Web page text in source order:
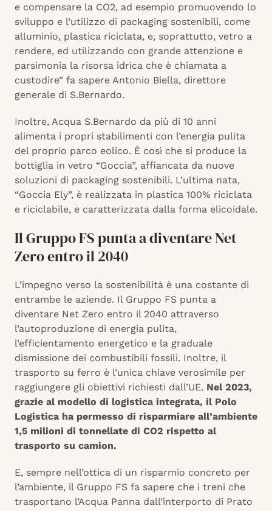
e compensare la CO2, ad esempio promuovendo lo
sviluppo e l’utilizzo di packaging sostenibili, come
alluminio, plastica riciclata, e, soprattutto, vetro a
rendere, ed utilizzando con grande attenzione e
parsimonia la risorsa idrica che è chiamata a
custodire” fa sapere Antonio Biella, direttore
generale di S.Bernardo.
Inoltre, Acqua S.Bernardo da più di 10 anni
alimenta i propri stabilimenti con l’energia pulita
del proprio parco eolico. È così che si produce la
bottiglia in vetro “Goccia”, affiancata da nuove
soluzioni di packaging sostenibili. L’ultima nata,
“Goccia Ely”, è realizzata in plastica 100% riciclata
e riciclabile, e caratterizzata dalla forma elicoidale.
Il Gruppo FS punta a diventare Net
Zero entro il 2040
L’impegno verso la sostenibilità è una costante di
entrambe le aziende. Il Gruppo FS punta a
diventare Net Zero entro il 2040 attraverso
l’autoproduzione di energia pulita,
l’efficientamento energetico e la graduale
dismissione dei combustibili fossili. Inoltre, il
trasporto su ferro è l’unica chiave verosimile per
raggiungere gli obiettivi richiesti dall’UE. Nel 2023,
grazie al modello di logistica integrata, il Polo
Logistica ha permesso di risparmiare all’ambiente
1,5 milioni di tonnellate di CO2 rispetto al
trasporto su camion.
E, sempre nell’ottica di un risparmio concreto per
l’ambiente, il Gruppo FS fa sapere che i treni che
trasportano l’Acqua Panna dall’interporto di Prato